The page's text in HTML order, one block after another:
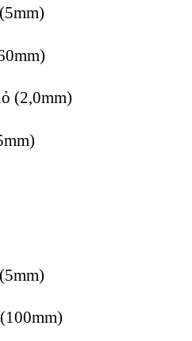
(2,0mm)